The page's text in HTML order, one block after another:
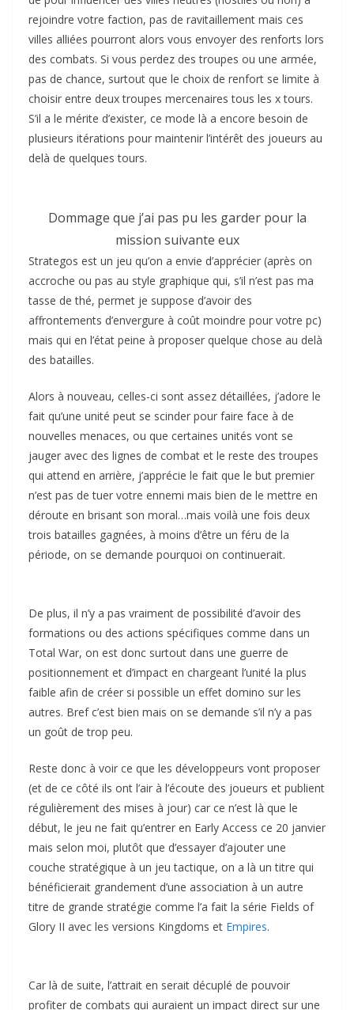
rejoindre votre faction, pas de ravitaillement mais ces
villes alliées pourront alors vous envoyer des renforts lors
des combats. Si vous perdez des troupes ou une armée,
pas de chance, surtout que le choix de renfort se limite à
choisir entre deux troupes mercenaires tous les x tours.
S’il a le mérite d’exister, ce mode là a encore besoin de
plusieurs itérations pour maintenir l’intérêt des joueurs au
delà de quelques tours.
Dommage que j’ai pas pu les garder pour la
mission suivante eux
Strategos est un jeu qu’on a envie d’apprécier (après on
accroche ou pas au style graphique qui, s’il n’est pas ma
tasse de thé, permet je suppose d’avoir des
affrontements d’envergure à coût moindre pour votre pc)
mais qui en l’état peine à proposer quelque chose au delà
des batailles.
Alors à nouveau, celles-ci sont assez détaillées, j’adore le
fait qu’une unité peut se scinder pour faire face à de
nouvelles menaces, ou que certaines unités vont se
jauger avec des lignes de combat et le reste des troupes
qui attend en arrière, j’apprécie le fait que le but premier
n’est pas de tuer votre ennemi mais bien de le mettre en
déroute en brisant son moral…mais voilà une fois deux
trois batailles gagnées, à moins d’être un féru de la
période, on se demande pourquoi on continuerait.
De plus, il n’y a pas vraiment de possibilité d’avoir des
formations ou des actions spécifiques comme dans un
Total War, on est donc surtout dans une guerre de
positionnement et d’impact en chargeant l’unité la plus
faible afin de créer si possible un effet domino sur les
autres. Bref c’est bien mais on se demande s’il n’y a pas
un goût de trop peu.
Reste donc à voir ce que les développeurs vont proposer
(et de ce côté ils ont l’air à l’écoute des joueurs et publient
régulièrement des mises à jour) car ce n’est là que le
début, le jeu ne fait qu’entrer en Early Access ce 20 janvier
mais selon moi, plutôt que d’essayer d’ajouter une
couche stratégique à un jeu tactique, on a là un titre qui
bénéficierait grandement d’une association à un autre
titre de grande stratégie comme l’a fait la série Fields of
Glory II avec les versions Kingdoms et Empires.
Car là de suite, l’attrait en serait décuplé de pouvoir
profiter de combats qui auraient un impact direct sur une